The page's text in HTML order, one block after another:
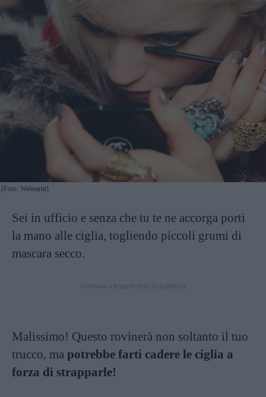
(Foto: Weheartit)
Sei in ufficio e senza che tu te ne accorga porti
la mano alle ciglia, togliendo piccoli grumi di
mascara secco.
Malissimo! Questo rovinerà non soltanto il tuo
trucco, ma potrebbe farti cadere le ciglia a
forza di strapparle!